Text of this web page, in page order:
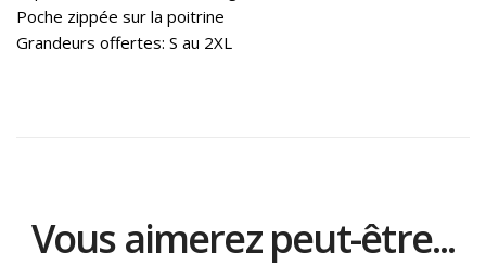
Poche zippée sur la poitrine
Grandeurs offertes: S au 2XL
Vous aimerez peut-être...